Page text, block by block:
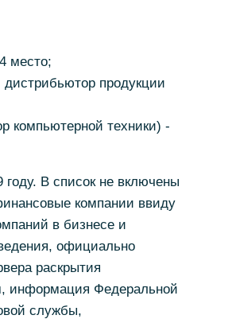
место;
продукции
компьютерной техники) -
В список не включены
компании ввиду
в бизнесе и
официально
раскрытия
информация Федеральной
службы,